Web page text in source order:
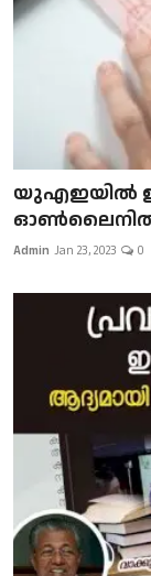
യുഎഇയിൽ
Admin Jan 23, 2023 0